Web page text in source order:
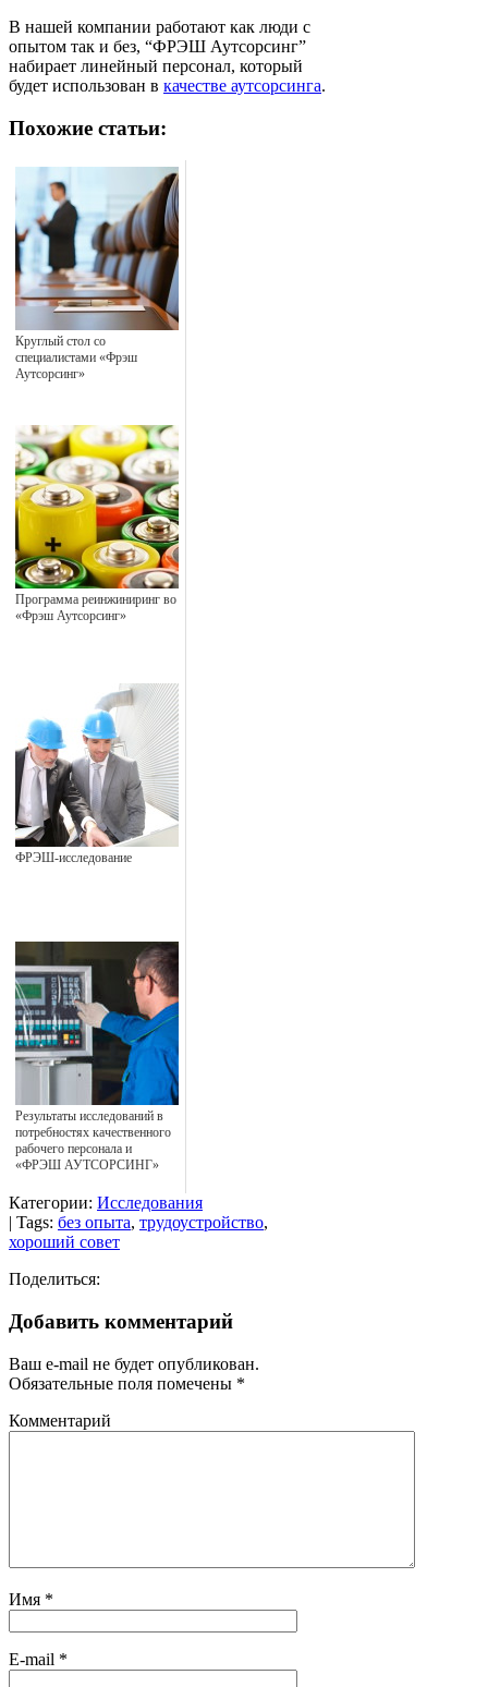
В нашей компании работают как люди с
опытом так и без, “ФРЭШ Аутсорсинг”
набирает линейный персонал, который
будет использован в качестве аутсорсинга.
Похожие статьи:
Круглый стол со
специалистами «Фрэш
Аутсорсинг»
Программа реинжиниринг во
«Фрэш Аутсорсинг»
ФРЭШ-исследование
Результаты исследований в
потребностях качественного
рабочего персонала и
«ФРЭШ АУТСОРСИНГ»
Категории: Исследования
| Tags: без опыта, трудоустройство,
хороший совет
Поделиться:
Добавить комментарий
Ваш e-mail не будет опубликован.
Обязательные поля помечены *
Комментарий
Имя *
E-mail *